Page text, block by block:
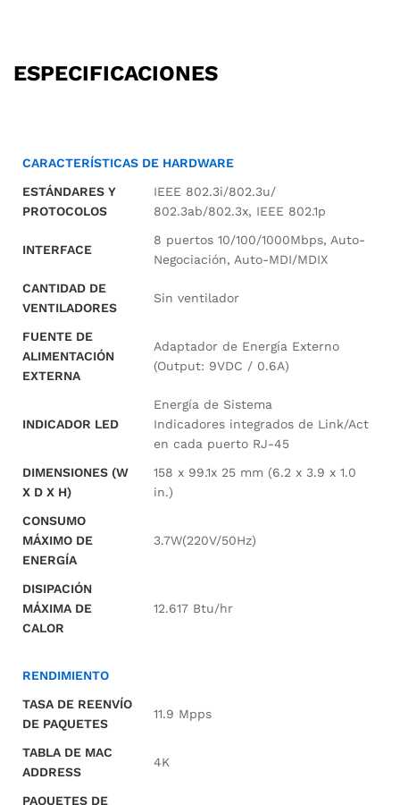
ESPECIFICACIONES
CARACTERÍSTICAS DE HARDWARE
ESTÁNDARES Y
PROTOCOLOS
IEEE 802.3i/802.3u/
802.3ab/802.3x, IEEE 802.1p
INTERFACE
8 puertos 10/100/1000Mbps, Auto-
Negociación, Auto-MDI/MDIX
CANTIDAD DE
VENTILADORES
Sin ventilador
FUENTE DE
ALIMENTACIÓN
EXTERNA
Adaptador de Energía Externo
(Output: 9VDC / 0.6A)
INDICADOR LED
Energía de Sistema
Indicadores integrados de Link/Act
en cada puerto RJ-45
DIMENSIONES (W
X D X H)
158 x 99.1x 25 mm (6.2 x 3.9 x 1.0
in.)
CONSUMO
MÁXIMO DE
ENERGÍA
3.7W(220V/50Hz)
DISIPACIÓN
MÁXIMA DE
CALOR
12.617 Btu/hr
RENDIMIENTO
TASA DE REENVÍO
DE PAQUETES
11.9 Mpps
TABLA DE MAC
ADDRESS
4K
PAQUETES DE